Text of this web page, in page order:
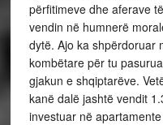
përfitimeve dhe aferave
vendin në humnerë
dytë. Ajo ka shpërdoruar
kombëtare për tu
gjakun e shqiptarëve.
kanë dalë jashtë vendit
investuar në